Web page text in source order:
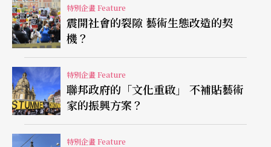
機：「劇院的營運無法承受任何戛然而止的波動。
面對當前充滿諸多不確定性的複雜現狀，我們必須
思考該如何重新組織。若政府高層認為奇蹟般的解
封令能滿足藝文界，只會讓整個體系變得愈來愈脆
弱。我們需要時間彼此對話、相互了解，但現在完
全不是這樣。」（註2）
特別企畫 Feature
震開社會的裂隙 藝術生態改造的契
機？
特別企畫 Feature
聯邦政府的「文化重啟」 不補貼藝術
家的振興方案？
特別企畫 Feature